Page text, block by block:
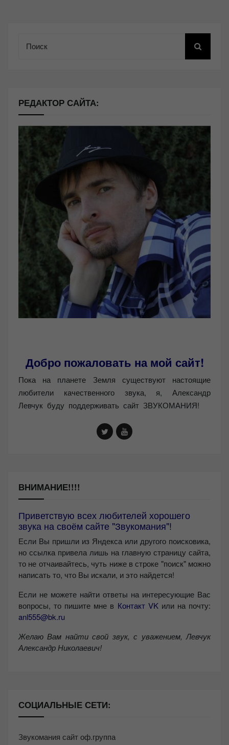
РЕДАКТОР САЙТА:
Добро пожаловать на мой сайт!
Пока на планете Земля существуют настоящие
любители качественного звука, я, Александр
Левчук буду поддерживать сайт ЗВУКОМАНИЯ!
ВНИМАНИЕ!!!!
Приветствую всех любителей хорошего
звука на своём сайте "Звукомания"!
Если Вы пришли из Яндекса или другого поисковика,
но ссылка привела лишь на главную страницу сайта,
то не отчаивайтесь, чуть ниже в строке "поиск" можно
написать то, что Вы искали, и это найдется!
Если не можете найти ответы на интересующие Вас
вопросы, то пишите мне в Контакт VKили на почту:
anl555@bk.ru
Желаю Вам найти свой звук, с уважением, Левчук
Александр Николаевич!
СОЦИАЛЬНЫЕ СЕТИ:
Звукомания сайт оф.группа